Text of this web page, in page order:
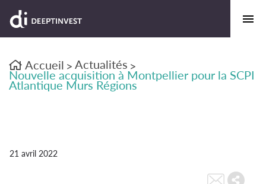
Accueil > Actualités >
Nouvelle acquisition à Montpellier pour la SCPI
Atlantique Murs Régions
21 avril 2022